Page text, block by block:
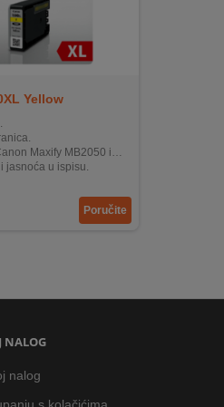
Yellow
MB2050 i MB2350 modelima.
jasnoća u ispisu.
Poručite
NALOG
nalog